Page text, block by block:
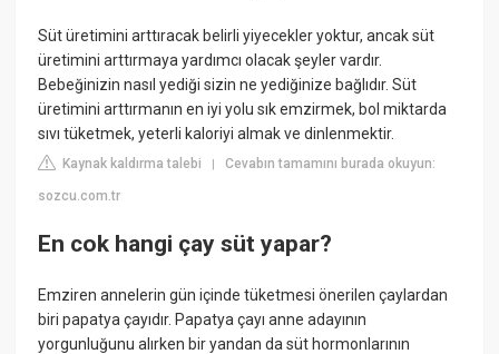
Süt üretimini arttıracak belirli yiyecekler yoktur, ancak süt
üretimini arttırmaya yardımcı olacak şeyler vardır.
Bebeğinizin nasıl yediği sizin ne yediğinize bağlıdır. Süt
üretimini arttırmanın en iyi yolu sık emzirmek, bol miktarda
sıvı tüketmek, yeterli kaloriyi almak ve dinlenmektir.
Kaynak kaldırma talebi |Cevabın tamamını burada okuyun:
sozcu.com.tr
En cok hangi çay süt yapar?
Emziren annelerin gün içinde tüketmesi önerilen çaylardan
biri papatya çayıdır. Papatya çayı anne adayının
yorgunluğunu alırken bir yandan da süt hormonlarının